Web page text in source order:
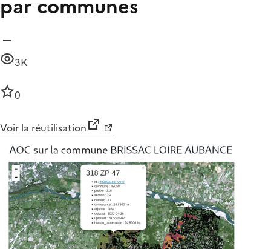
par communes
3K
0
Voir la réutilisation